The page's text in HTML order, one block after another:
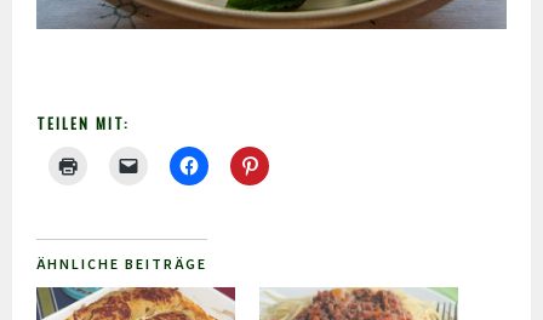
TEILEN MIT:
ÄHNLICHE BEITRÄGE